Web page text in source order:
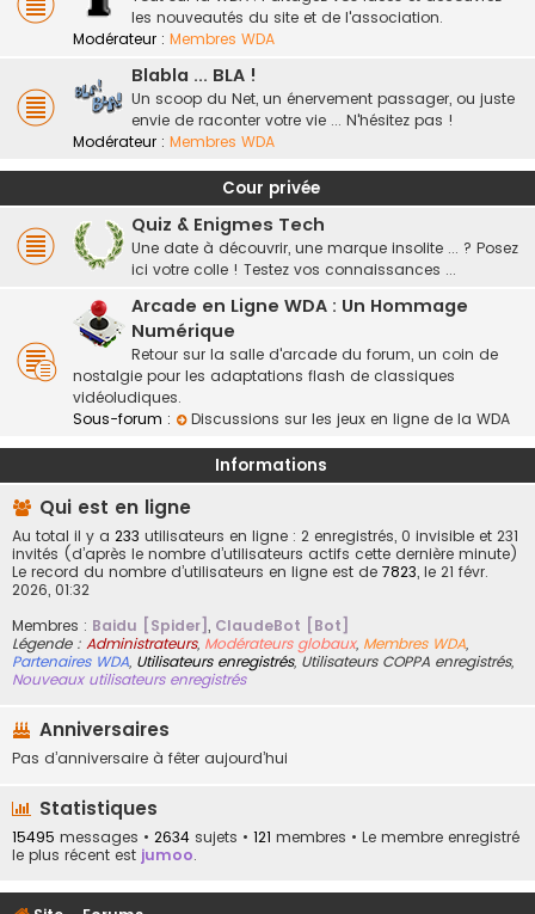
les nouveautés du site et de l'association.
Modérateur : Membres WDA
Blabla ... BLA !
Un scoop du Net, un énervement passager, ou juste
envie de raconter votre vie ... N'hésitez pas !
Modérateur : Membres WDA
Cour privée
Quiz & Enigmes Tech
Une date à découvrir, une marque insolite ... ? Posez
ici votre colle ! Testez vos connaissances ...
Arcade en Ligne WDA : Un Hommage
Numérique
Retour sur la salle d'arcade du forum, un coin de
nostalgie pour les adaptations flash de classiques
vidéoludiques.
Sous-forum :
Discussions sur les jeux en ligne de la WDA
Informations
Qui est en ligne
Au total il y a 233 utilisateurs en ligne : 2 enregistrés, 0 invisible et 231
invités (d’après le nombre d’utilisateurs actifs cette dernière minute)
Le record du nombre d’utilisateurs en ligne est de 7823, le 21 févr.
2026, 01:32
Membres : Baidu [Spider], ClaudeBot [Bot]
Légende : Administrateurs, Modérateurs globaux, Membres WDA,
Partenaires WDA, Utilisateurs enregistrés, Utilisateurs COPPA enregistrés,
Nouveaux utilisateurs enregistrés
Anniversaires
Pas d’anniversaire à fêter aujourd’hui
Statistiques
15495 messages • 2634 sujets • 121 membres • Le membre enregistré
le plus récent est jumoo.